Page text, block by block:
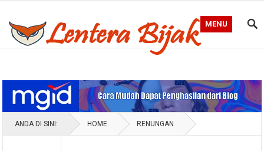
MENU
ANDA DI SINI: HOME RENUNGAN